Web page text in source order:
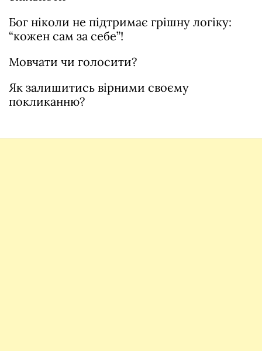
Бог ніколи не підтримає грішну логіку:
“кожен сам за себе”!
Мовчати чи голосити?
Як залишитись вірними своєму
покликанню?